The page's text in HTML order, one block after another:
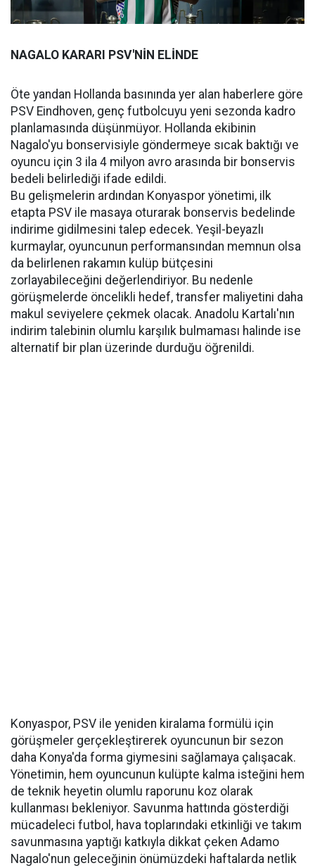
NAGALO KARARI PSV'NİN ELİNDE
Öte yandan Hollanda basınında yer alan haberlere göre
PSV Eindhoven, genç futbolcuyu yeni sezonda kadro
planlamasında düşünmüyor. Hollanda ekibinin
Nagalo'yu bonservisiyle göndermeye sıcak baktığı ve
oyuncu için 3 ila 4 milyon avro arasında bir bonservis
bedeli belirlediği ifade edildi.
Bu gelişmelerin ardından Konyaspor yönetimi, ilk
etapta PSV ile masaya oturarak bonservis bedelinde
indirime gidilmesini talep edecek. Yeşil-beyazlı
kurmaylar, oyuncunun performansından memnun olsa
da belirlenen rakamın kulüp bütçesini
zorlayabileceğini değerlendiriyor. Bu nedenle
görüşmelerde öncelikli hedef, transfer maliyetini daha
makul seviyelere çekmek olacak. Anadolu Kartalı'nın
indirim talebinin olumlu karşılık bulmaması halinde ise
alternatif bir plan üzerinde durduğu öğrenildi.
Konyaspor, PSV ile yeniden kiralama formülü için
görüşmeler gerçekleştirerek oyuncunun bir sezon
daha Konya'da forma giymesini sağlamaya çalışacak.
Yönetimin, hem oyuncunun kulüpte kalma isteğini hem
de teknik heyetin olumlu raporunu koz olarak
kullanması bekleniyor. Savunma hattında gösterdiği
mücadeleci futbol, hava toplarındaki etkinliği ve takım
savunmasına yaptığı katkıyla dikkat çeken Adamo
Nagalo'nun geleceğinin önümüzdeki haftalarda netlik